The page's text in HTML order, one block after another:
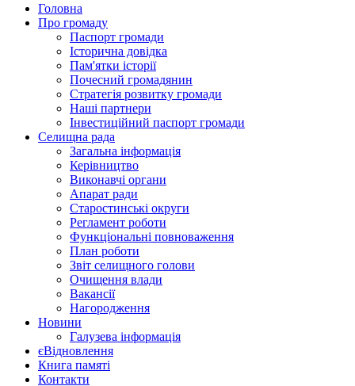
Головна
Про громаду
Паспорт громади
Історична довідка
Пам'ятки історії
Почесний громадянин
Стратегія розвитку громади
Наші партнери
Інвестиційний паспорт громади
Селищна рада
Загальна інформація
Керівництво
Виконавчі органи
Апарат ради
Старостинські округи
Регламент роботи
Функціональні повноваження
План роботи
Звіт селищного голови
Очищення влади
Вакансії
Нагородження
Новини
Галузева інформація
єВідновлення
Книга памяті
Контакти